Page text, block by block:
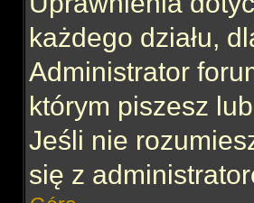
każdego działu,
Administrator
którym piszesz
Jeśli nie
się z